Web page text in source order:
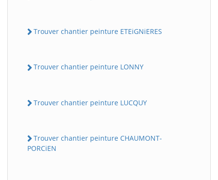
Trouver chantier peinture ETEiGNiERES
Trouver chantier peinture LONNY
Trouver chantier peinture LUCQUY
Trouver chantier peinture CHAUMONT-
PORCiEN